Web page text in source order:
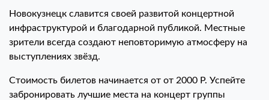
Новокузнецк славится своей развитой концертной
инфраструктурой и благодарной публикой. Местные
зрители всегда создают неповторимую атмосферу на
выступлениях звёзд.
Стоимость билетов начинается от от 2000 Р. Успейте
забронировать лучшие места на концерт группы